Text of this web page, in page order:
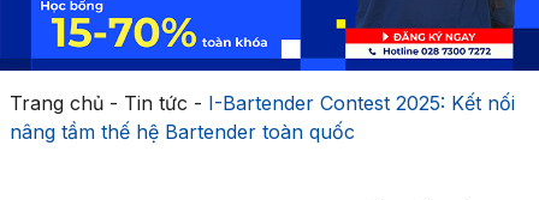
Trang chủ- Tin tức - I-Bartender Contest 2025: Kết nối
nâng tầm thế hệ Bartender toàn quốc